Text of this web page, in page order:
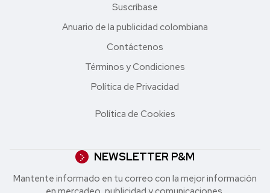
Suscríbase
Anuario de la publicidad colombiana
Contáctenos
Términos y Condiciones
Política de Privacidad
Política de Cookies
NEWSLETTER P&M
Mantente informado en tu correo con la mejor in formación